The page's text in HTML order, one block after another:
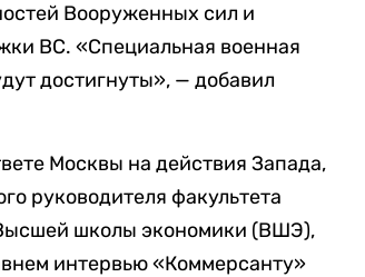
Вооруженных сил и
ВС. «Специальная военная
достигнуты», — добавил
Москвы на действия Запада,
руководителя факультета
школы экономики (ВШЭ),
интервью «Коммерсанту»